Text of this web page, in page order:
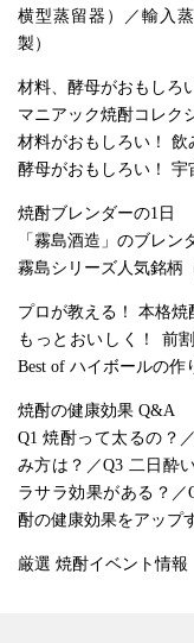
横型蒸留器）／輸入
製）
材料、酵母がおもしろ
マニアック焼酎コレク
材料がおもしろい！
酵母がおもしろい！
焼酎ブレンダーの1日
「霧島酒造」のブレン
霧島シリーズ人気銘柄
プロが教える！ 本格焼
もっとおいしく！ 前
Best of ハイボールの作
焼酎の健康効果 Q&A
Q1 焼酎って太るの？
み方は？／Q3 二日酔
ラサラ効果がある？
酎の健康効果をアップ
厳選 焼酎イベント情報